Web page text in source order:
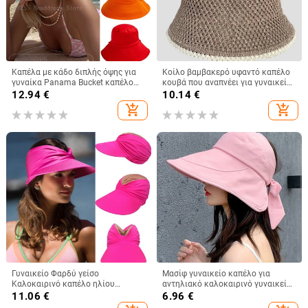
Καπέλα με κάδο διπλής όψης για
γυναίκα Panama Bucket καπέλο
Ανδρικά γυναικεία καπέλα Καπέλα
Ψαράς Καλοκαιρινό μονόχρωμο
Καπέλο Sun Fishing
12.94€
add_shopping_cart
Κοίλο βαμβακερό υφαντό καπέλο
κουβά που αναπνέει για γυναικεία
μόδα 2023 καλοκαιρινά
καλύμματα μικρής μαρκίζας για
κυρίες Πλεκτό καπέλο νιπτήρα
10.14€
add_shopping_cart
Γυναικείο Φαρδύ γείσο
Καλοκαιρινό καπέλο ηλίου
εξωτερικού χώρου Ανοιχτό
καπέλο γυναικείο αντηλιακό
11.06 €
Μασίφ γυναικείο καπέλο για
αντηλιακό καλοκαιρινό γυναικείο
γείσο αλογοουρά Φαρδύ γείσο
6.96 €